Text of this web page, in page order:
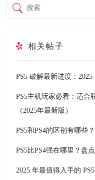
搜索
相关帖子
PS5 破解最新进度：
PS5主机玩家必看：适合
（2025年最新版）
PS5和PS4的区别有哪些
PS5比PS4强在哪里？盘
2025 年最值得入手的